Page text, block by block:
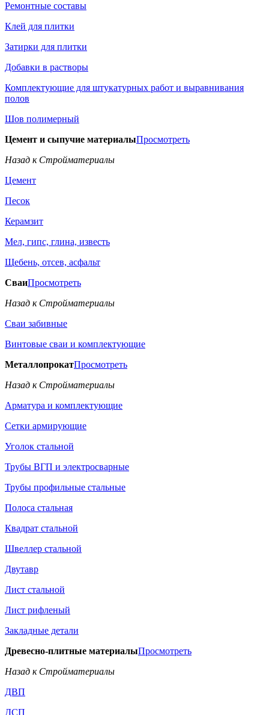
Ремонтные составы
Клей для плитки
Затирки для плитки
Добавки в растворы
Комплектующие для штукатурных работ и выравнивания
полов
Шов полимерный
Цемент и сыпучие материалыПросмотреть
Назад к Стройматериалы
Цемент
Песок
Керамзит
Мел, гипс, глина, известь
Щебень, отсев, асфальт
СваиПросмотреть
Назад к Стройматериалы
Сваи забивные
Винтовые сваи и комплектующие
МеталлопрокатПросмотреть
Назад к Стройматериалы
Арматура и комплектующие
Сетки армирующие
Уголок стальной
Трубы ВГП и электросварные
Трубы профильные стальные
Полоса стальная
Квадрат стальной
Швеллер стальной
Двутавр
Лист стальной
Лист рифленый
Закладные детали
Древесно-плитные материалыПросмотреть
Назад к Стройматериалы
ДВП
ДСП